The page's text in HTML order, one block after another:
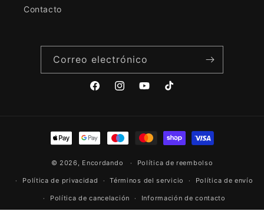
Contacto
Correo electrónico
FacebookInstagramYouTubeTikTok
Formas
de
pago
© 2026, Encordando Política de reembolso
Política de privacidad Términos del servicio Política de envío
Política de cancelación Información de contacto